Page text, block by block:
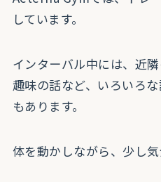
しています。
インターバル中には、近
趣味の話など、いろいろ
もあります。
体を動かしながら、少し